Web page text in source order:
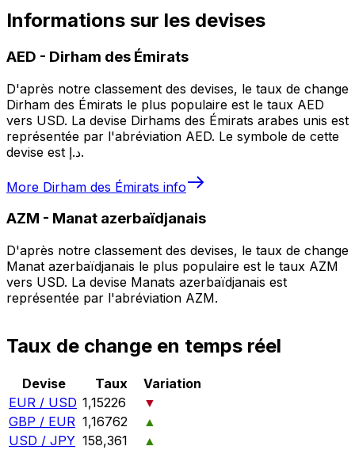
Informations sur les devises
AED - Dirham des Émirats
D'après notre classement des devises, le taux de change
Dirham des Émirats le plus populaire est le taux AED
vers USD. La devise Dirhams des Émirats arabes unis est
représentée par l'abréviation AED. Le symbole de cette
devise est د.إ.
More Dirham des Émirats info
AZM - Manat azerbaïdjanais
D'après notre classement des devises, le taux de change
Manat azerbaïdjanais le plus populaire est le taux AZM
vers USD. La devise Manats azerbaïdjanais est
représentée par l'abréviation AZM.
Taux de change en temps réel
Devise Taux
Variation
EUR / USD 1,15226
▼
GBP / EUR 1,16762
▲
USD / JPY 158,361
▲